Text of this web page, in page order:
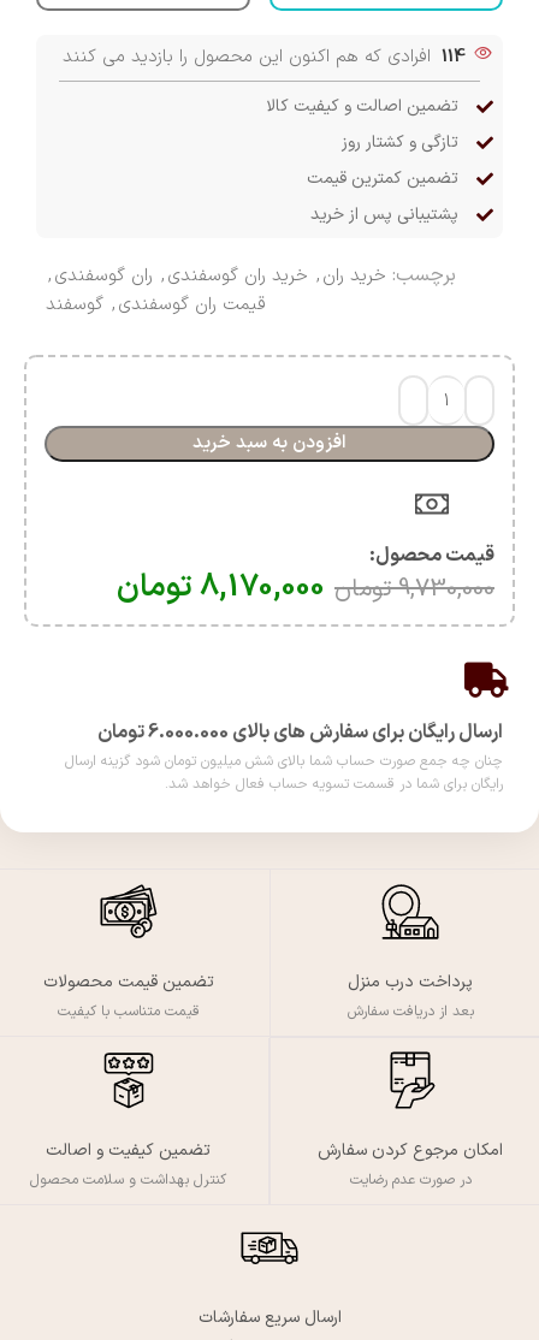
114 افرادی که هم اکنون این محصول را بازدید می کنند
تضمین اصالت و کیفیت کالا
تازگی و کشتار روز
تضمین کمترین قیمت
پشتیبانی پس از خرید
برچسب: خرید ران, خرید ران گوسفندی, ران گوسفندی,
قیمت ران گوسفندی, گوسفند
افزودن به سبد خرید
قیمت محصول:​
9,730,000 تومان 8,170,000تومان
ارسال رایگان برای سفارش های بالای 6.000.000 تومان
چنان چه جمع صورت حساب شما بالای شش میلیون تومان شود گزینه ارسال
رایگان برای شما در قسمت تسویه حساب فعال خواهد شد.
پرداخت درب منزل
بعد از دریافت سفارش
تضمین قیمت محصولات
قیمت متناسب با کیفیت
امکان مرجوع کردن سفارش
در صورت عدم رضایت
تضمین کیفیت و اصالت
کنترل بهداشت و سلامت محصول
ارسال سریع سفارشات